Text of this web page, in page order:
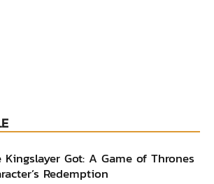
Kingslayer Got: A Game of Thrones
Redemption